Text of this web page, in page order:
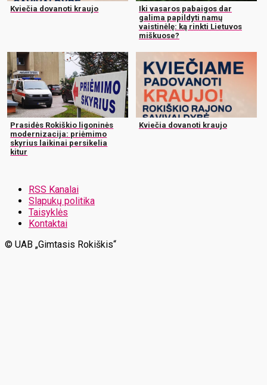
Kviečia dovanoti kraujo
Iki vasaros pabaigos dar
galima papildyti namų
vaistinėlę: ką rinkti Lietuvos
miškuose?
Prasidės Rokiškio ligoninės
modernizacija: priėmimo
skyrius laikinai persikelia
kitur
Kviečia dovanoti kraujo
RSS Kanalai
Slapukų politika
Taisyklės
Kontaktai
© UAB „Gimtasis Rokiškis“